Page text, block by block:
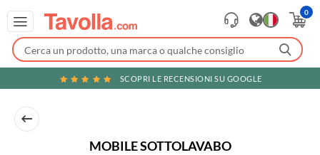
0
SCOPRI LE RECENSIONI SU GOOGLE
MOBILE SOTTOLAVABO